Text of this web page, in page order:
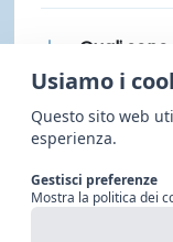
Usiamo i
Questo sito web
esperienza.
Gestisci preferenze
Mostra la politica dei
Quali
Cosa si